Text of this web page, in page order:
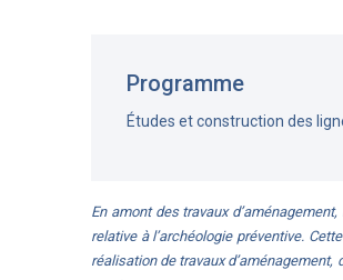
Programme
Études et construction des
En amont des travaux
relative à l’archéologie préventive.
réalisation de travaux